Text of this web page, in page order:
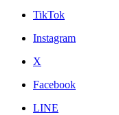
TikTok
Instagram
X
Facebook
LINE